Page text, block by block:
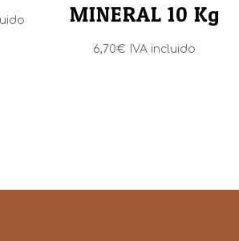
MINERAL 10 Kg
6,70€ IVA incluido